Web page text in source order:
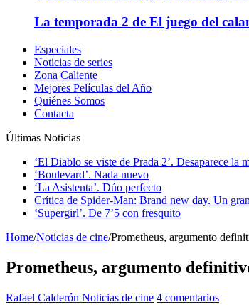
La temporada 2 de El juego del
Especiales
Noticias de series
Zona Caliente
Mejores Películas del Año
Quiénes Somos
Contacta
Últimas Noticias
‘El Diablo se viste de Prada 2’. Desaparece la
‘Boulevard’. Nada nuevo
‘La Asistenta’. Dúo perfecto
Crítica de Spider-Man: Brand new day. Un
‘Supergirl’. De 7’5 con fresquito
Home/Noticias de cine/Prometheus, argumento
Prometheus, argumento
Rafael Calderón Noticias de cine 4 comentarios